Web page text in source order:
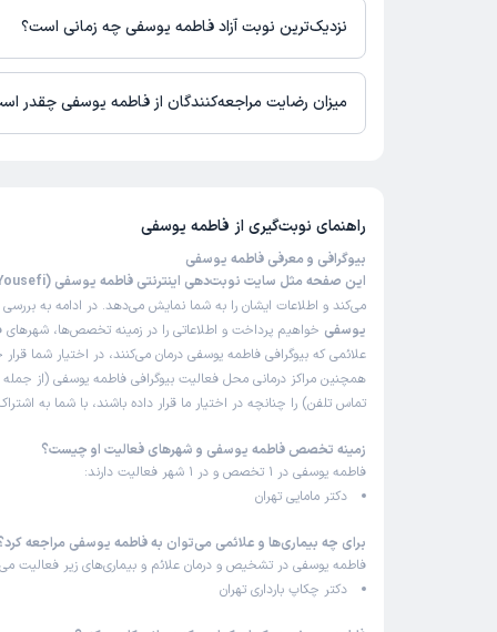
برای دریافت اطلاعات دقیق‌تر، لطفاً با مطب تماس بگیرید.
نزدیک‌ترین نوبت آزاد فاطمه یوسفی چه زمانی است؟
زمان نوبت‌دهی و پذیرش بیماران با هماهنگی مطب مشخص می‌شود.
میزان رضایت مراجعه‌کنندگان از فاطمه یوسفی چقدر
راهنمای نوبت‌گیری از فاطمه یوسفی
بیوگرافی و معرفی فاطمه یوسفی
این صفحه مثل سایت نوبت‌دهی اینترنتی فاطمه یوسفی (Fatemeh Yousefi)
می‌کند و اطلاعات ایشان را به شما نمایش می‌دهد. در ادامه به بررسی
یوسفی خواهیم پرداخت و اطلاعاتی را در زمینه تخصص‌ها، شهرهای
علائمی که بیوگرافی فاطمه یوسفی درمان می‌کنند، در اختیار شما
همچنین مراکز درمانی محل فعالیت بیوگرافی فاطمه یوسفی (از
تماس تلفن) را چنانچه در اختیار ما قرار داده باشند، با شما به
زمینه تخصص فاطمه یوسفی و شهرهای فعالیت او چیست؟
فاطمه یوسفی در 1 تخصص و در 1 شهر فعالیت دارند:
دکتر مامایی تهران
برای چه بیماری‌ها و علائمی می‌توان به فاطمه یوسفی مراجعه
فاطمه یوسفی در تشخیص و درمان علائم و بیماری‌های زیر فعالیت
دکتر چکاپ بارداری تهران